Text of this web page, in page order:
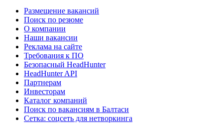
Размещение вакансий
Поиск по резюме
О компании
Наши вакансии
Реклама на сайте
Требования к ПО
Безопасный HeadHunter
HeadHunter API
Партнерам
Инвесторам
Каталог компаний
Поиск по вакансиям в Балтаси
Сетка: соцсеть для нетворкинга